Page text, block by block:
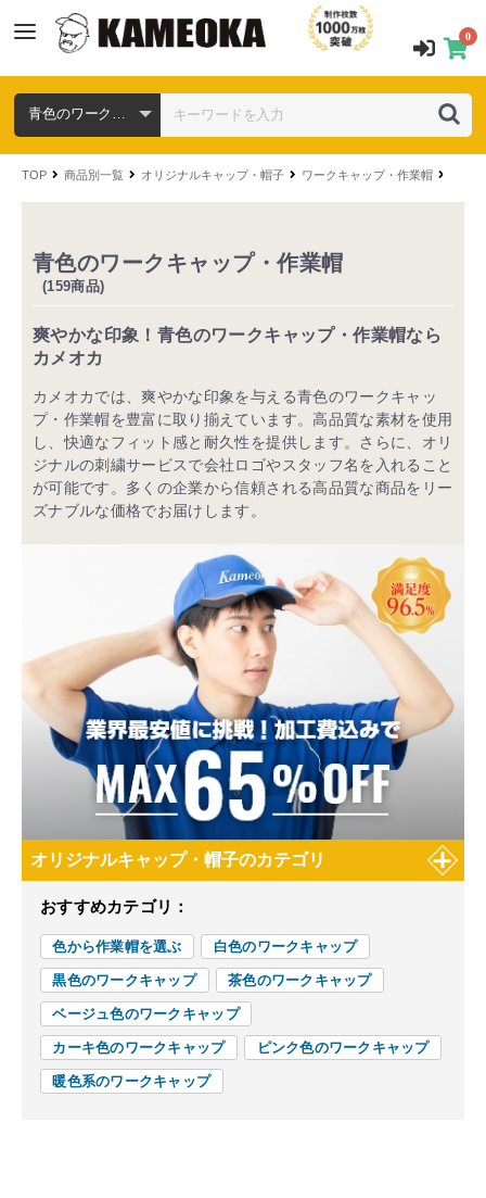
0
TOP 商品別一覧 オリジナルキャップ・帽子 ワークキャップ・作業帽
青色のワークキャップ・作業帽
(159商品)
爽やかな印象！青色のワークキャップ・作業帽なら
カメオカ
カメオカでは、爽やかな印象を与える青色のワークキャッ
プ・作業帽を豊富に取り揃えています。高品質な素材を使用
し、快適なフィット感と耐久性を提供します。さらに、オリ
ジナルの刺繍サービスで会社ロゴやスタッフ名を入れること
が可能です。多くの企業から信頼される高品質な商品をリー
ズナブルな価格でお届けします。
オリジナルキャップ・帽子のカテゴリ
おすすめカテゴリ：
色から作業帽を選ぶ 白色のワークキャップ
黒色のワークキャップ 茶色のワークキャップ
ベージュ色のワークキャップ
カーキ色のワークキャップ ピンク色のワークキャップ
暖色系のワークキャップ